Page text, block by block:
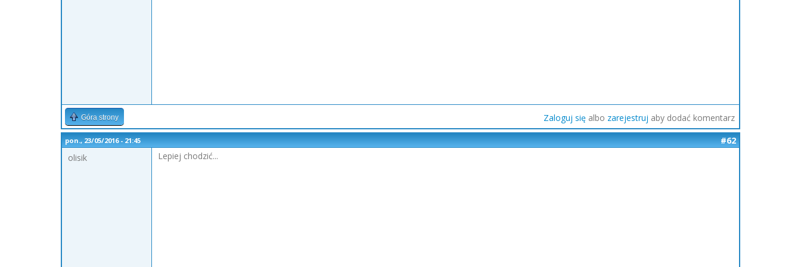
Góra strony Zaloguj się albo zarejestruj aby dodać komentarz
pon., 23/05/2016 - 21:45
#62
olisik
Lepiej chodzić...